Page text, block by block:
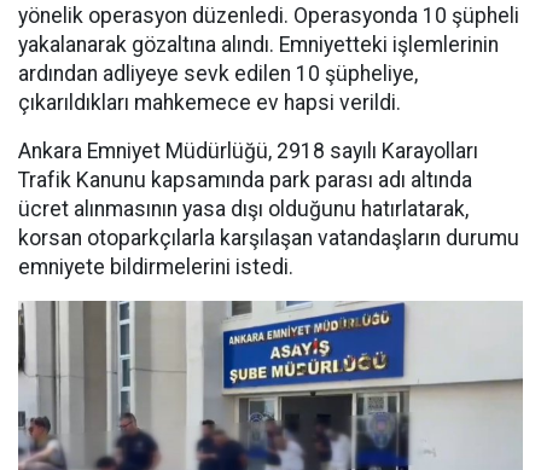
yönelik operasyon düzenledi. Operasyonda 10 şüpheli
yakalanarak gözaltına alındı. Emniyetteki işlemlerinin
ardından adliyeye sevk edilen 10 şüpheliye,
çıkarıldıkları mahkemece ev hapsi verildi.
Ankara Emniyet Müdürlüğü, 2918 sayılı Karayolları
Trafik Kanunu kapsamında park parası adı altında
ücret alınmasının yasa dışı olduğunu hatırlatarak,
korsan otoparkçılarla karşılaşan vatandaşların durumu
emniyete bildirmelerini istedi.